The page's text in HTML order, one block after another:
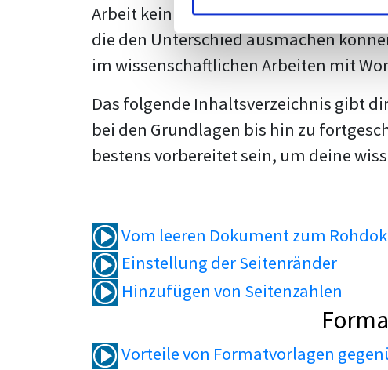
Arbeit kein Problem mehr für dich
die den Unterschied ausmachen
im wissenschaftlichen Arbeiten mit
Das folgende Inhaltsverzeichnis gibt
bei den Grundlagen bis hin zu
bestens vorbereitet sein, um deine
Vom leeren Dokument zum
Einstellung der Seitenränder
Hinzufügen von Seitenzahlen
Vorteile von Formatvorlagen